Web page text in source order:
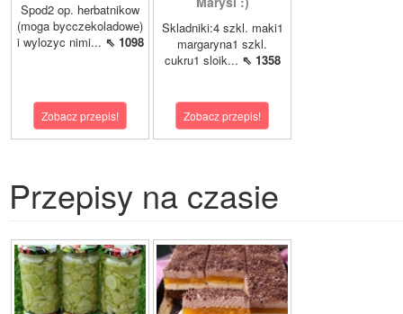
Spod2 op. herbatnikow
(moga bycczekoladowe)
i wylozyc nimi... ⇖ 1098
Zobacz przepis!
Skladniki:4 szkl. maki1
margaryna1 szkl.
cukru1 sloik... ⇖ 1358
Zobacz przepis!
Przepisy na czasie